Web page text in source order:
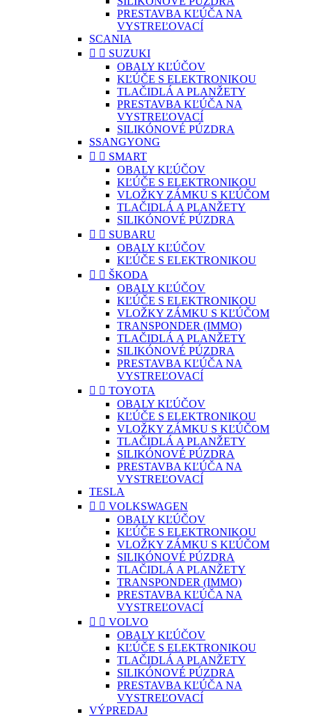
PRESTAVBA KĽÚČA NA
VYSTREĽOVACÍ
SCANIA
  SUZUKI
OBALY KĽÚČOV
KĽÚČE S ELEKTRONIKOU
TLAČIDLÁ A PLANŽETY
PRESTAVBA KĽÚČA NA
VYSTREĽOVACÍ
SILIKÓNOVÉ PÚZDRA
SSANGYONG
  SMART
OBALY KĽÚČOV
KĽÚČE S ELEKTRONIKOU
VLOŽKY ZÁMKU S KĽÚČOM
TLAČIDLÁ A PLANŽETY
SILIKÓNOVÉ PÚZDRA
  SUBARU
OBALY KĽÚČOV
KĽÚČE S ELEKTRONIKOU
  ŠKODA
OBALY KĽÚČOV
KĽÚČE S ELEKTRONIKOU
VLOŽKY ZÁMKU S KĽÚČOM
TRANSPONDER (IMMO)
TLAČIDLÁ A PLANŽETY
SILIKÓNOVÉ PÚZDRA
PRESTAVBA KĽÚČA NA
VYSTREĽOVACÍ
  TOYOTA
OBALY KĽÚČOV
KĽÚČE S ELEKTRONIKOU
VLOŽKY ZÁMKU S KĽÚČOM
TLAČIDLÁ A PLANŽETY
SILIKÓNOVÉ PÚZDRA
PRESTAVBA KĽÚČA NA
VYSTREĽOVACÍ
TESLA
  VOLKSWAGEN
OBALY KĽÚČOV
KĽÚČE S ELEKTRONIKOU
VLOŽKY ZÁMKU S KĽÚČOM
SILIKÓNOVÉ PÚZDRA
TLAČIDLÁ A PLANŽETY
TRANSPONDER (IMMO)
PRESTAVBA KĽÚČA NA
VYSTREĽOVACÍ
  VOLVO
OBALY KĽÚČOV
KĽÚČE S ELEKTRONIKOU
TLAČIDLÁ A PLANŽETY
SILIKÓNOVÉ PÚZDRA
PRESTAVBA KĽÚČA NA
VYSTREĽOVACÍ
VÝPREDAJ